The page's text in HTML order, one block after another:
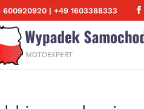
600920920 | +49 1603388333